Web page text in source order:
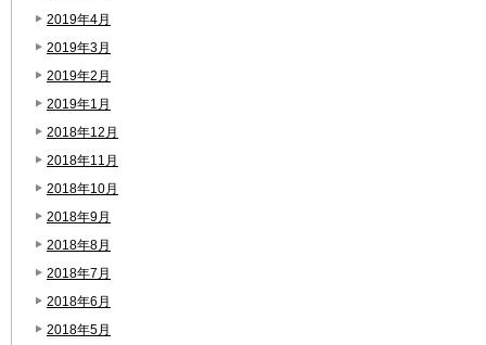
2019年4月
2019年3月
2019年2月
2019年1月
2018年12月
2018年11月
2018年10月
2018年9月
2018年8月
2018年7月
2018年6月
2018年5月